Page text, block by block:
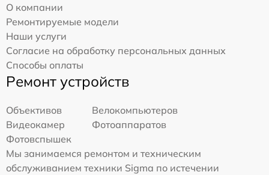
О компании
Ремонтируемые модели
Наши услуги
Согласие на обработку персональных данных
Способы оплаты
Ремонт устройств
Объективов
Велокомпьютеров
Видеокамер
Фотоаппаратов
Фотовспышек
Мы занимаемся ремонтом и техническим
обслуживанием техники Sigma по истечении